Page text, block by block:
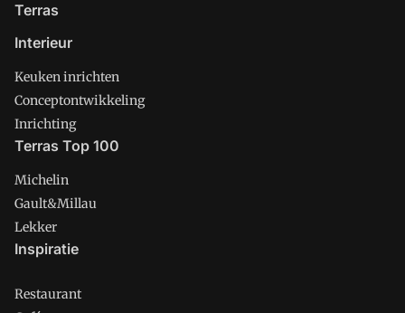
Terras
Interieur
Keuken inrichten
Conceptontwikkeling
Inrichting
Terras Top 100
Michelin
Gault&Millau
Lekker
Inspiratie
Restaurant